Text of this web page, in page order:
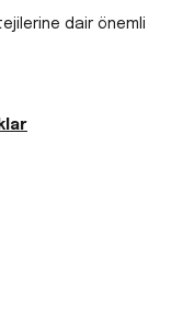
dair önemli